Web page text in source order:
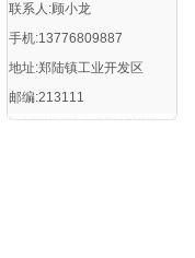
联系人:顾小龙
手机:13776809887
地址:郑陆镇工业开发区
邮编:213111